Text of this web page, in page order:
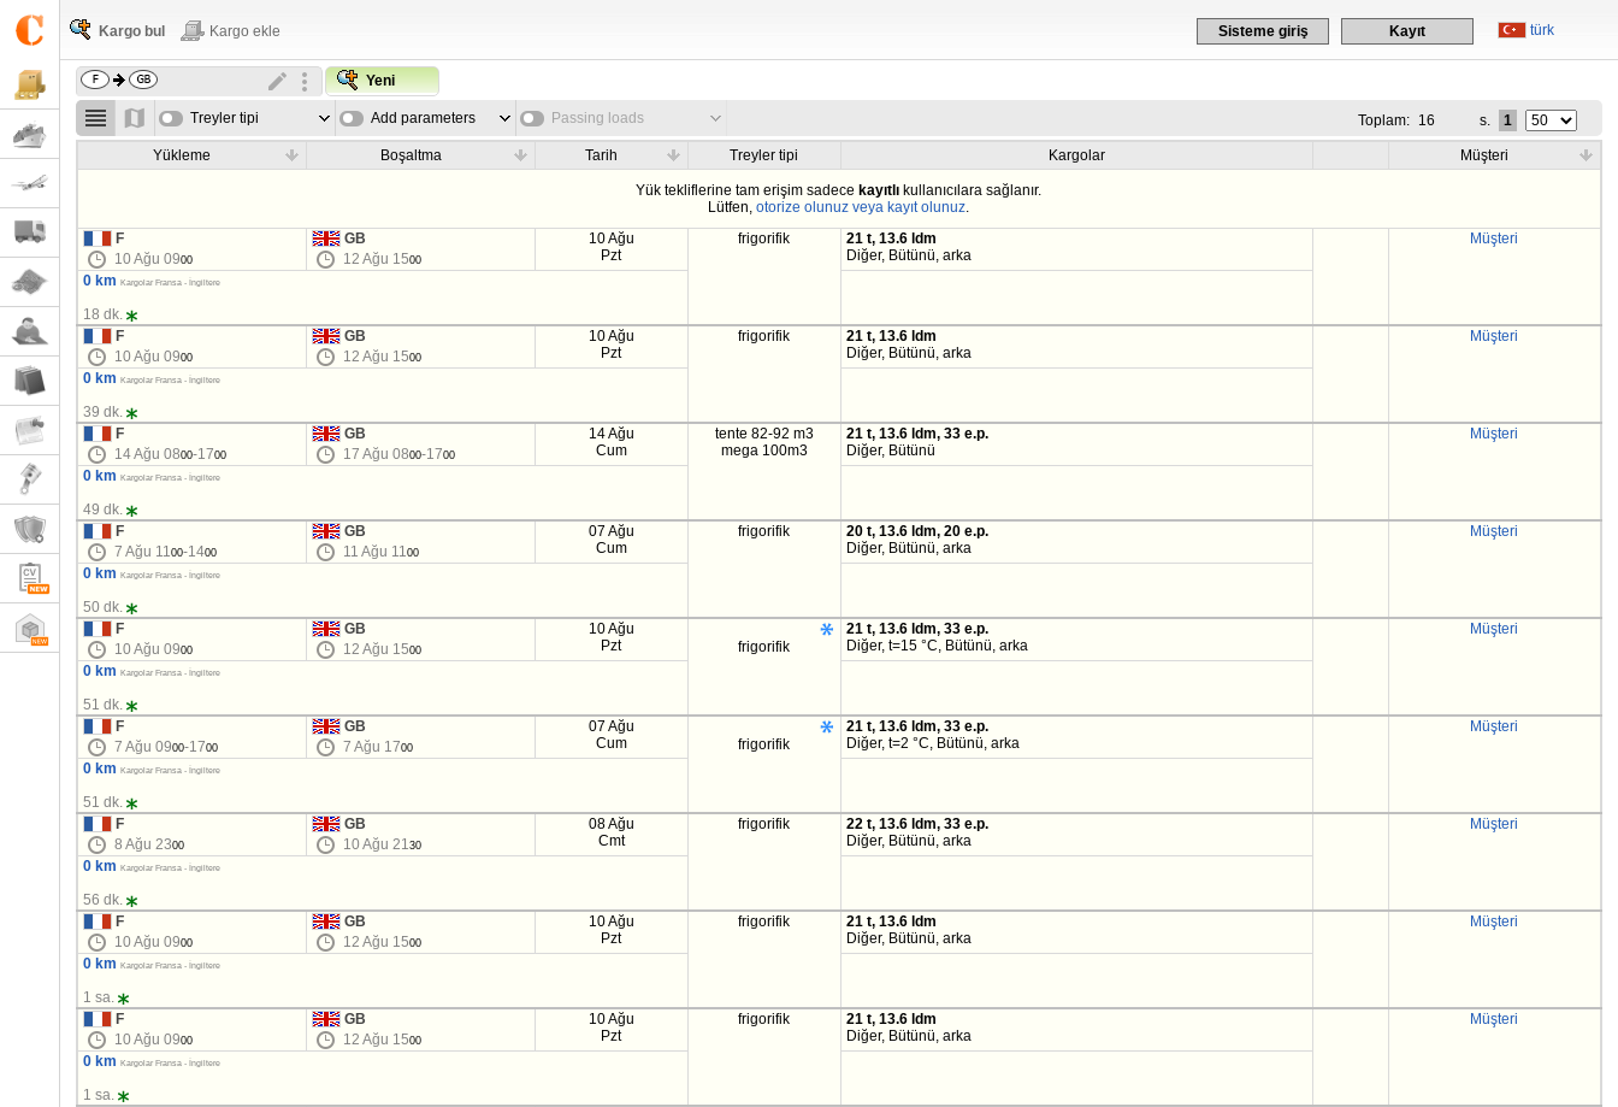
türk
Sisteme giriş Kayıt
Kargo bul Kargo ekle
Yeni
Treyler tipi Add parameters Passing loads Toplam: 16 s. 1
Yükleme Boşaltma Tarih Treyler tipi Kargolar Müşteri
Yük tekliflerine tam erişim sadece kayıtlı kullanıcılara sağlanır.
Lütfen,otorize olunuz veya kayıt olunuz.
F
10 Ağu 0900
GB
12 Ağu 1500
10 Ağu
Pzt
frigorifik
21 t, 13.6 ldm
Diğer, Bütünü, arka
Müşteri
0 km Kargolar Fransa - İngiltere
18 dk.
F
10 Ağu 0900
GB
12 Ağu 1500
10 Ağu
Pzt
frigorifik
21 t, 13.6 ldm
Diğer, Bütünü, arka
Müşteri
0 km Kargolar Fransa - İngiltere
39 dk.
F
14 Ağu 0800-1700
GB
17 Ağu 0800-1700
14 Ağu
Cum
tente 82-92 m3
mega 100m3
21 t, 13.6 ldm, 33 e.p.
Diğer, Bütünü
Müşteri
0 km Kargolar Fransa - İngiltere
49 dk.
F
7 Ağu 1100-1400
GB
11 Ağu 1100
07 Ağu
Cum
frigorifik
20 t, 13.6 ldm, 20 e.p.
Diğer, Bütünü, arka
Müşteri
0 km Kargolar Fransa - İngiltere
50 dk.
F
10 Ağu 0900
GB
12 Ağu 1500
10 Ağu
Pzt
frigorifik
21 t, 13.6 ldm, 33 e.p.
Diğer, t=15 °C, Bütünü, arka
Müşteri
0 km Kargolar Fransa - İngiltere
51 dk.
F
7 Ağu 0900-1700
GB
7 Ağu 1700
07 Ağu
Cum
frigorifik
21 t, 13.6 ldm, 33 e.p.
Diğer, t=2 °C, Bütünü, arka
Müşteri
0 km Kargolar Fransa - İngiltere
51 dk.
F
8 Ağu 2300
GB
10 Ağu 2130
08 Ağu
Cmt
frigorifik
22 t, 13.6 ldm, 33 e.p.
Diğer, Bütünü, arka
Müşteri
0 km Kargolar Fransa - İngiltere
56 dk.
F
10 Ağu 0900
GB
12 Ağu 1500
10 Ağu
Pzt
frigorifik
21 t, 13.6 ldm
Diğer, Bütünü, arka
Müşteri
0 km Kargolar Fransa - İngiltere
1 sa.
F
10 Ağu 0900
GB
12 Ağu 1500
10 Ağu
Pzt
frigorifik
21 t, 13.6 ldm
Diğer, Bütünü, arka
Müşteri
0 km Kargolar Fransa - İngiltere
1 sa.